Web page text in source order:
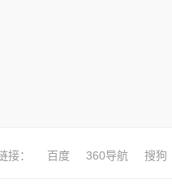
接： 百度 360导航 搜狗